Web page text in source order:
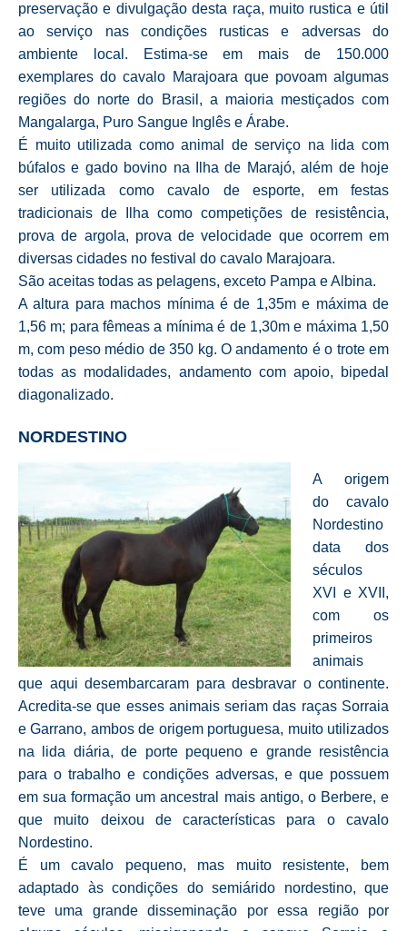
preservação e divulgação desta raça, muito rustica e útil
ao serviço nas condições rusticas e adversas do
ambiente local. Estima-se em mais de 150.000
exemplares do cavalo Marajoara que povoam algumas
regiões do norte do Brasil, a maioria mestiçados com
Mangalarga, Puro Sangue Inglês e Árabe.
É muito utilizada como animal de serviço na lida com
búfalos e gado bovino na Ilha de Marajó, além de hoje
ser utilizada como cavalo de esporte, em festas
tradicionais de Ilha como competições de resistência,
prova de argola, prova de velocidade que ocorrem em
diversas cidades no festival do cavalo Marajoara.
São aceitas todas as pelagens, exceto Pampa e Albina.
A altura para machos mínima é de 1,35m e máxima de
1,56 m; para fêmeas a mínima é de 1,30m e máxima 1,50
m, com peso médio de 350 kg. O andamento é o trote em
todas as modalidades, andamento com apoio, bipedal
diagonalizado.
NORDESTINO
A origem
do cavalo
Nordestino
data dos
séculos
XVI e XVII,
com os
primeiros
animais
que aqui desembarcaram para desbravar o continente.
Acredita-se que esses animais seriam das raças Sorraia
e Garrano, ambos de origem portuguesa, muito utilizados
na lida diária, de porte pequeno e grande resistência
para o trabalho e condições adversas, e que possuem
em sua formação um ancestral mais antigo, o Berbere, e
que muito deixou de características para o cavalo
Nordestino.
É um cavalo pequeno, mas muito resistente, bem
adaptado às condições do semiárido nordestino, que
teve uma grande disseminação por essa região por